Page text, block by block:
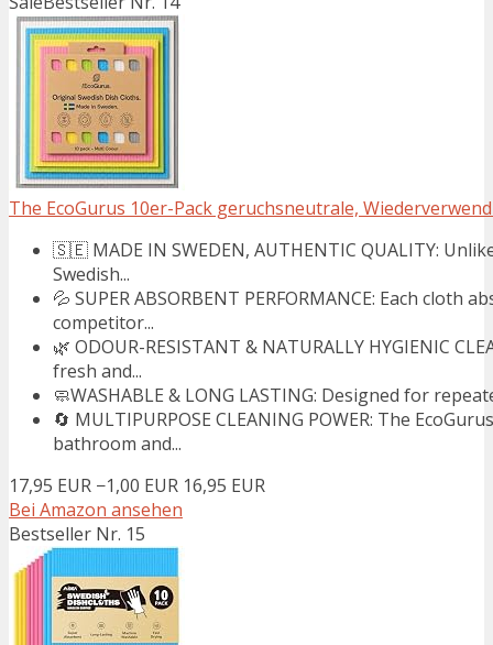
The EcoGurus 10er-Pack geruchsneutrale,
🇸🇪 MADE IN SWEDEN, AUTHENTIC QUALITY:
Swedish...
💦 SUPER ABSORBENT PERFORMANCE: Each
competitor...
🌿 ODOUR-RESISTANT & NATURALLY HYGIENIC
fresh and...
🧼WASHABLE & LONG LASTING: Designed for
🔄 MULTIPURPOSE CLEANING POWER: The
bathroom and...
17,95 EUR −1,00 EUR 16,95 EUR
Bei Amazon ansehen
Bestseller Nr. 15